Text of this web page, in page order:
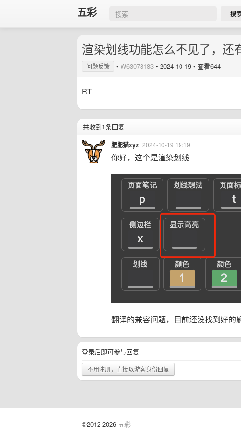
五彩 搜
渲染划线功能怎么不见了，还
问题反馈 • W63078183 • 2024-10-19 • 查看644
RT
共收到1条回复
肥肥猫xyz 2024-10-19 19:19
你好，这个是渲染划线
翻译的兼容问题，目前还没找到好的
登录后即可参与回复
不用注册，直接以游客身份回复
©2012-2026 五彩